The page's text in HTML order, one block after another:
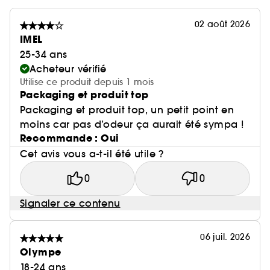
consommateurs sur 20 volontaires.
02 août 2026
IMEL
25-34 ans
Acheteur vérifié
Utilise ce produit depuis 1 mois
Packaging et produit top
Packaging et produit top, un petit point en
moins car pas d’odeur ça aurait été sympa !
Recommande : Oui
Cet avis vous a-t-il été utile ?
0 0
Signaler ce contenu
06 juil. 2026
Olympe
18-24 ans